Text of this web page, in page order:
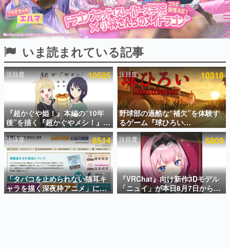
ピックアップ
電ファミのいま読まれている記事ランキング
アプリセール情報
インタビュー
連載・特集一覧
殿堂入り記事
SNS拡散数が数千以上！ ページビュー数万以上！ などな
ど。多くの人々に読まれた、電ファミ渾身の“殿堂入り”記
事をまとめました。
いま読まれている記事
注目度 10505
『超かぐや姫！』本編の“10年
後”を描く『超かぐやメシ！』
Web連載決定。新たなWebマン
ガレーベル「ビビビコミック」
にて特別話が掲載スタート、あ
のお話には…まだ続きがある！
注目度 10318
野球部の過酷な“補欠”を体験す
るゲーム『球ひろい
Simulator』が「1件」のウィッ
シュリストをもとにチェコ語に
対応しSNSで話題に。『キング
ダム・カム』開発元やチェコの
プロ野球選手から称賛の声
注目度 8514
「タバコを止められない猫耳キ
ャラを描く深夜枠アニメ」に視
聴者の一部から批判意見。違法
注目度 6809
『VRChat』向け新作3Dモデル
「ニュイ」が本日8月7日から
BOOTHにて発売。瞳に光る星